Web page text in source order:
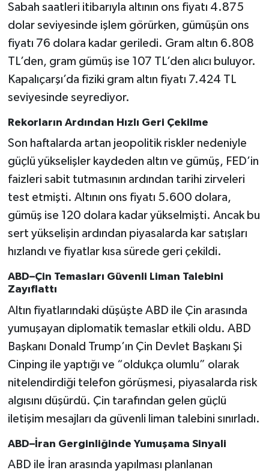
Sabah saatleri itibarıyla altının ons fiyatı 4.875
dolar seviyesinde işlem görürken, gümüşün ons
fiyatı 76 dolara kadar geriledi. Gram altın 6.808
TL’den, gram gümüş ise 107 TL’den alıcı buluyor.
Kapalıçarşı’da fiziki gram altın fiyatı 7.424 TL
seviyesinde seyrediyor.
Rekorların Ardından Hızlı Geri Çekilme
Son haftalarda artan jeopolitik riskler nedeniyle
güçlü yükselişler kaydeden altın ve gümüş, FED’in
faizleri sabit tutmasının ardından tarihi zirveleri
test etmişti. Altının ons fiyatı 5.600 dolara,
gümüş ise 120 dolara kadar yükselmişti. Ancak bu
sert yükselişin ardından piyasalarda kar satışları
hızlandı ve fiyatlar kısa sürede geri çekildi.
ABD–Çin Temasları Güvenli Liman Talebini
Zayıflattı
Altın fiyatlarındaki düşüşte ABD ile Çin arasında
yumuşayan diplomatik temaslar etkili oldu. ABD
Başkanı Donald Trump’ın Çin Devlet Başkanı Şi
Cinping ile yaptığı ve “oldukça olumlu” olarak
nitelendirdiği telefon görüşmesi, piyasalarda risk
algısını düşürdü. Çin tarafından gelen güçlü
iletişim mesajları da güvenli liman talebini sınırladı.
ABD–İran Gerginliğinde Yumuşama Sinyali
ABD ile İran arasında yapılması planlanan